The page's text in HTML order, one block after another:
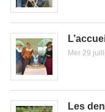
Mer 29
Les